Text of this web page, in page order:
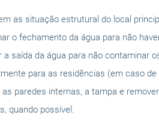
as situação estrutural do local
o fechamento da água para não
a saída da água para não contaminar
para as residências (em caso de
as paredes internas, a tampa e
quando possível.